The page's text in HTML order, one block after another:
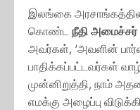
இலங்கை
கொண்ட நீதி
அவர்கள், ‘அவளின்
பாதிக்கப்பட்டவர்கள்
முன்னிறுத்தி, நாம்
எமக்கு அழைப்பு